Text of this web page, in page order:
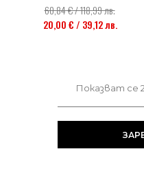
60,84 € / 118,99 лв.
20,00 € / 39,12 лв.
Показват се